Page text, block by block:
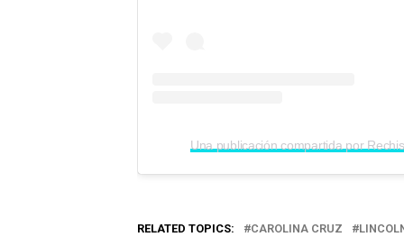
RELATED TOPICS: CAROLINA CRUZ